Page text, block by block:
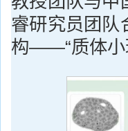
睿研究员团队
构——“质体小